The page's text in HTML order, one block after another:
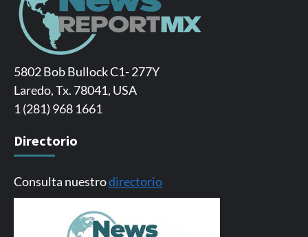
5802 Bob Bullock C1- 277Y
Laredo, Tx. 78041, USA
1 (281) 968 1661
Directorio
Consulta nuestrodirectorio